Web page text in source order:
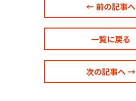
← 前の記事へ
一覧に戻る
次の記事へ →